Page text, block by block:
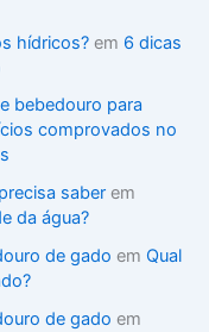
hídricos? em 6 dicas
bebedouro para
comprovados no
saber em
da água?
de gado em Qual
de gado em